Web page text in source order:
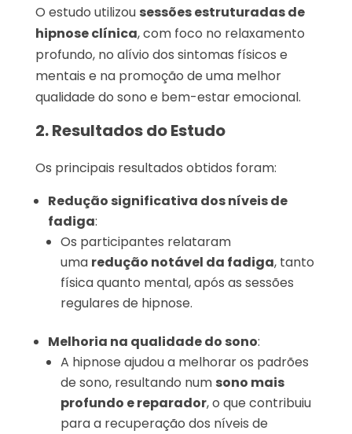
O estudo utilizou sessões estruturadas de
hipnose clínica, com foco no relaxamento
profundo, no alívio dos sintomas físicos e
mentais e na promoção de uma melhor
qualidade do sono e bem-estar emocional.
2. Resultados do Estudo
Os principais resultados obtidos foram:
Redução significativa dos níveis de
fadiga:
Os participantes relataram
uma redução notável da fadiga, tanto
física quanto mental, após as sessões
regulares de hipnose.
Melhoria na qualidade do sono:
A hipnose ajudou a melhorar os padrões
de sono, resultando num sono mais
profundo e reparador, o que contribuiu
para a recuperação dos níveis de